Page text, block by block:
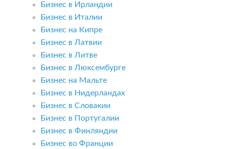
Бизнес в Ирландии
Бизнес в Италии
Бизнес на Кипре
Бизнес в Латвии
Бизнес в Литве
Бизнес в Люксембурге
Бизнес на Мальте
Бизнес в Нидерландах
Бизнес в Словакии
Бизнес в Португалии
Бизнес в Финляндии
Бизнес во Франции